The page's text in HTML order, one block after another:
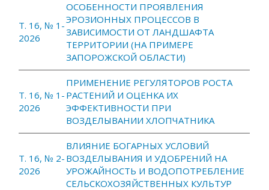
Т. 16, № 1-
2026
ОСОБЕННОСТИ ПРОЯВЛЕНИЯ
ЭРОЗИОННЫХ ПРОЦЕССОВ В
ЗАВИСИМОСТИ ОТ ЛАНДШАФТА
ТЕРРИТОРИИ (НА ПРИМЕРЕ
ЗАПОРОЖСКОЙ ОБЛАСТИ)
Т. 16, № 1-
2026
ПРИМЕНЕНИЕ РЕГУЛЯТОРОВ РОСТА
РАСТЕНИЙ И ОЦЕНКА ИХ
ЭФФЕКТИВНОСТИ ПРИ
ВОЗДЕЛЫВАНИИ ХЛОПЧАТНИКА
Т. 16, № 2-
2026
ВЛИЯНИЕ БОГАРНЫХ УСЛОВИЙ
ВОЗДЕЛЫВАНИЯ И УДОБРЕНИЙ НА
УРОЖАЙНОСТЬ И ВОДОПОТРЕБЛЕНИЕ
СЕЛЬСКОХОЗЯЙСТВЕННЫХ КУЛЬТУР